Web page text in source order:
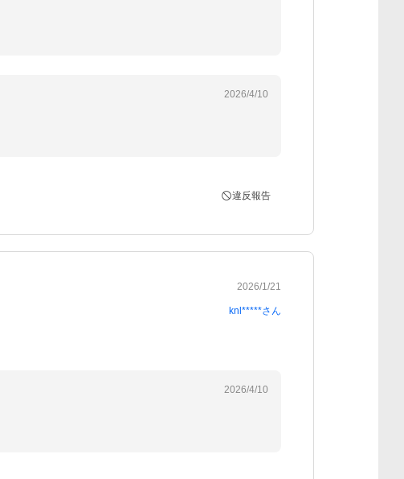
2026/4/10
違反報告
2026/1/21
knl*****さん
2026/4/10